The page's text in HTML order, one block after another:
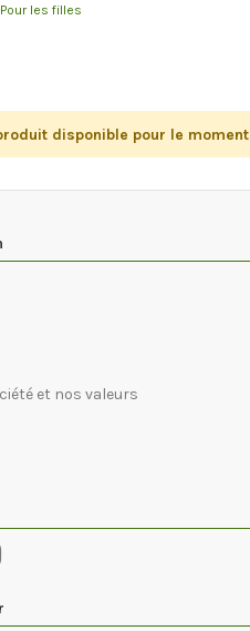
Pour les filles
disponible pour le moment
et nos valeurs